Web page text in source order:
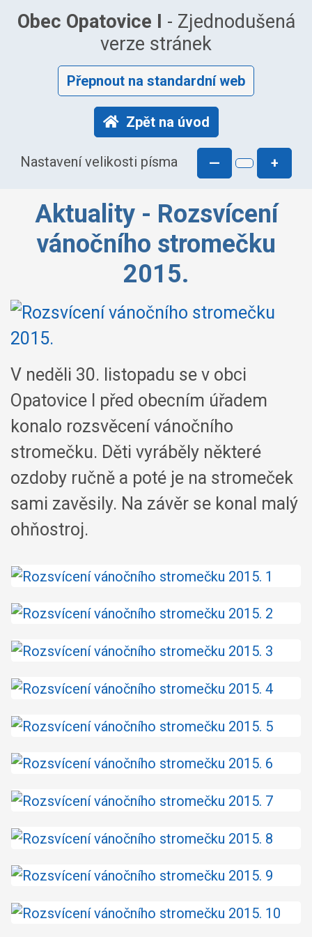
Obec Opatovice I - Zjednodušená
verze stránek
Přepnout na standardní web
Zpět na úvod
Nastavení velikosti písma — +
Aktuality - Rozsvícení
vánočního stromečku
2015.
V neděli 30. listopadu se v obci
Opatovice I před obecním úřadem
konalo rozsvěcení vánočního
stromečku. Děti vyráběly některé
ozdoby ručně a poté je na stromeček
sami zavěsily. Na závěr se konal malý
ohňostroj.